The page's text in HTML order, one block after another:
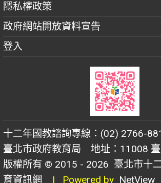
隱私權政策
政府網站開放資料宣告
登入
十二年國教諮詢專線：(02) 2766-
臺北市政府教育局 地址：11008
版權所有 © 2015 - 2026 臺北市十
育資訊網
| Powered by NetView